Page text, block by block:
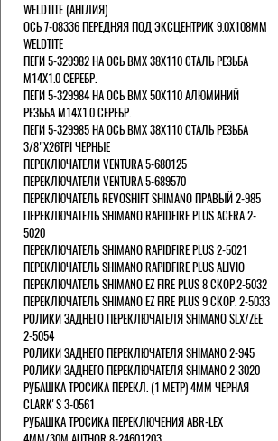
WELDTITE (АНГЛИЯ)
ОСЬ 7-08336 ПЕРЕДНЯЯ ПОД ЭКСЦЕНТРИК 9.0Х108ММ
WELDTITE
ПЕГИ 5-329982 НА ОСЬ BMX 38Х110 СТАЛЬ РЕЗЬБА
М14Х1.0 СЕРЕБР.
ПЕГИ 5-329984 НА ОСЬ BMX 50Х110 АЛЮМИНИЙ
РЕЗЬБА М14Х1.0 СЕРЕБР.
ПЕГИ 5-329985 НА ОСЬ BMX 38Х110 СТАЛЬ РЕЗЬБА
3/8"Х26TPI ЧЕРНЫЕ
ПЕРЕКЛЮЧАТЕЛИ VENTURA 5-680125
ПЕРЕКЛЮЧАТЕЛИ VENTURA 5-689570
ПЕРЕКЛЮЧАТЕЛЬ REVOSHIFT SHIMANO ПРАВЫЙ 2-985
ПЕРЕКЛЮЧАТЕЛЬ SHIMANO RAPIDFIRE PLUS ACERA 2-
5020
ПЕРЕКЛЮЧАТЕЛЬ SHIMANO RAPIDFIRE PLUS 2-5021
ПЕРЕКЛЮЧАТЕЛЬ SHIMANO RAPIDFIRE PLUS ALIVIO
ПЕРЕКЛЮЧАТЕЛЬ SHIMANO EZ FIRE PLUS 8 СКОР.2-5032
ПЕРЕКЛЮЧАТЕЛЬ SHIMANO EZ FIRE PLUS 9 СКОР. 2-5033
РОЛИКИ ЗАДНЕГО ПЕРЕКЛЮЧАТЕЛЯ SHIMANO SLX/ZEE
2-5054
РОЛИКИ ЗАДНЕГО ПЕРЕКЛЮЧАТЕЛЯ SHIMANO 2-945
РОЛИКИ ЗАДНЕГО ПЕРЕКЛЮЧАТЕЛЯ SHIMANO 2-3020
РУБАШКА ТРОСИКА ПЕРЕКЛ. (1 МЕТР) 4ММ ЧЕРНАЯ
СLARK'S 3-0561
РУБАШКА ТРОСИКА ПЕРЕКЛЮЧЕНИЯ ABR-LEX